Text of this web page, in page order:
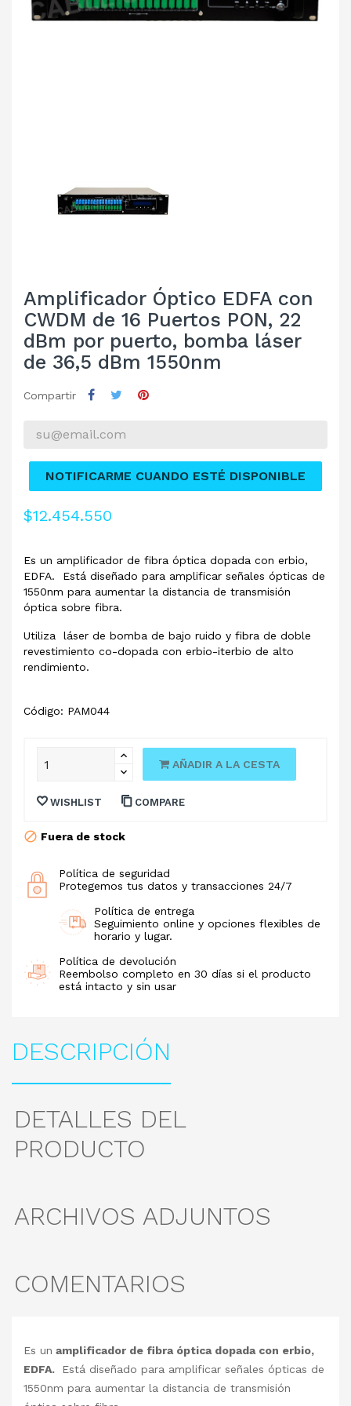
Amplificador Óptico EDFA con
CWDM de 16 Puertos PON, 22
dBm por puerto, bomba láser
de 36,5 dBm 1550nm
Compartir
NOTIFICARME CUANDO ESTÉ DISPONIBLE
$12.454.550
Es un amplificador de fibra óptica dopada con erbio,
EDFA. Está diseñado para amplificar señales ópticas de
1550nm para aumentar la distancia de transmisión
óptica sobre fibra.
Utiliza láser de bomba de bajo ruido y fibra de doble
revestimiento co-dopada con erbio-iterbio de alto
rendimiento.
Código: PAM044
AÑADIR A LA CESTA
WISHLIST COMPARE
Fuera de stock
Política de seguridad
Protegemos tus datos y transacciones 24/7
Política de entrega
Seguimiento online y opciones flexibles de
horario y lugar.
Política de devolución
Reembolso completo en 30 días si el producto
está intacto y sin usar
DESCRIPCIÓN
DETALLES DEL
PRODUCTO
ARCHIVOS ADJUNTOS
COMENTARIOS
Es un amplificador de fibra óptica dopada con erbio,
EDFA.
Está diseñado para amplificar señales ópticas de
1550nm para aumentar la distancia de transmisión